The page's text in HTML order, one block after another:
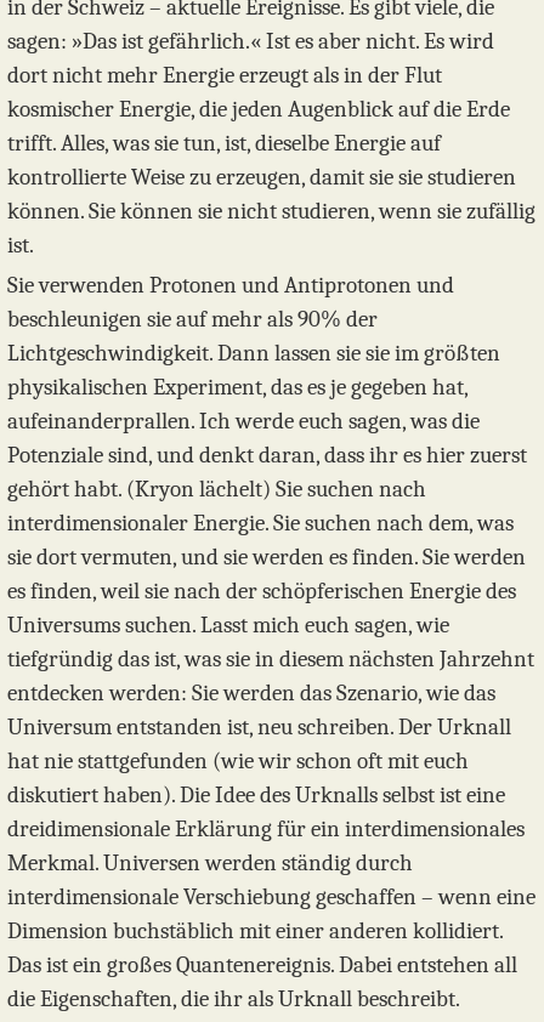
in der Schweiz – aktuelle Ereignisse. Es gibt viele, die
sagen: »Das ist gefährlich.« Ist es aber nicht. Es wird
dort nicht mehr Energie erzeugt als in der Flut
kosmischer Energie, die jeden Augenblick auf die Erde
trifft. Alles, was sie tun, ist, dieselbe Energie auf
kontrollierte Weise zu erzeugen, damit sie sie studieren
können. Sie können sie nicht studieren, wenn sie zufällig
ist.
Sie verwenden Protonen und Antiprotonen und
beschleunigen sie auf mehr als 90% der
Lichtgeschwindigkeit. Dann lassen sie sie im größten
physikalischen Experiment, das es je gegeben hat,
aufeinanderprallen. Ich werde euch sagen, was die
Potenziale sind, und denkt daran, dass ihr es hier zuerst
gehört habt. (Kryon lächelt) Sie suchen nach
interdimensionaler Energie. Sie suchen nach dem, was
sie dort vermuten, und sie werden es finden. Sie werden
es finden, weil sie nach der schöpferischen Energie des
Universums suchen. Lasst mich euch sagen, wie
tiefgründig das ist, was sie in diesem nächsten Jahrzehnt
entdecken werden: Sie werden das Szenario, wie das
Universum entstanden ist, neu schreiben. Der Urknall
hat nie stattgefunden (wie wir schon oft mit euch
diskutiert haben). Die Idee des Urknalls selbst ist eine
dreidimensionale Erklärung für ein interdimensionales
Merkmal. Universen werden ständig durch
interdimensionale Verschiebung geschaffen – wenn eine
Dimension buchstäblich mit einer anderen kollidiert.
Das ist ein großes Quantenereignis. Dabei entstehen all
die Eigenschaften, die ihr als Urknall beschreibt.